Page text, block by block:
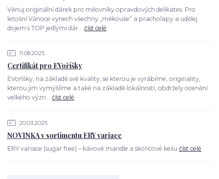
Věnuj originální dárek pro milovníky opravdových delikates. Pro
letošní Vánoce vynech všechny „měkouše“ a pracholapy a udělej
dojem s TOP jedlými dár... číst celé
11.08.2025
Certifikát pro EVoříšky
EVoříšky, na základě své kvality, se kterou je vyrábíme, originality,
kterou jim vymýšlíme a také na základě lokálnosti, obdržely ocenění
velkého význ... číst celé
20.03.2025
NOVINKA v sortimentu ERY variace
ERY variace (sugar free) – kávové mandle a skořicové kešu číst celé